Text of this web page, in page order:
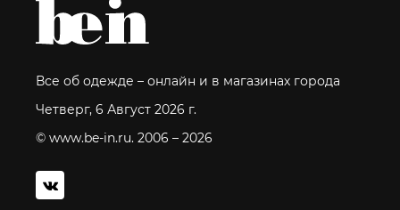
Все об одежде – онлайн и в магазинах города
Четверг, 6 Август 2026 г.
© www.be-in.ru. 2006 – 2026